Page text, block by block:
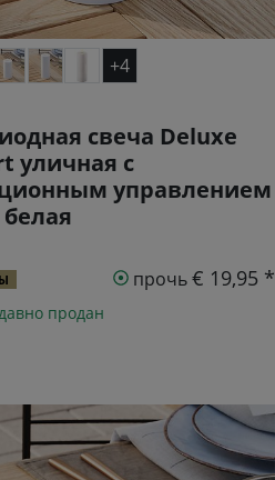
+4
свеча Deluxe
уличная с
управлением
прочь€ 19,95 *
продан